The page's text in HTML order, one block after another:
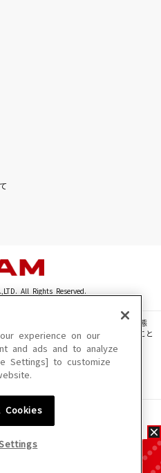
All Rights Reserved.
画像・写真・動画・音声等を、手段や形態
断で複製、転載、ファイル化などすること
いただけない場合があります。
更になる場合があります。
experience on our
and ads and to analyze
Settings] to customize
Cookies